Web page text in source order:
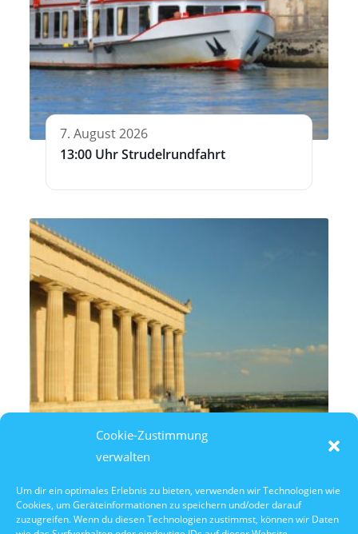
Cookie-Zustimmung
verwalten
Um dir ein optimales Erlebnis zu bieten, verwenden wir Technologien wie
Cookies, um Geräteinformationen zu speichern und/oder darauf
zuzugreifen. Wenn du diesen Technologien zustimmst, können wir Daten
7. August 2026
13:00 Uhr Strudelrundfahrt
7. August 2026